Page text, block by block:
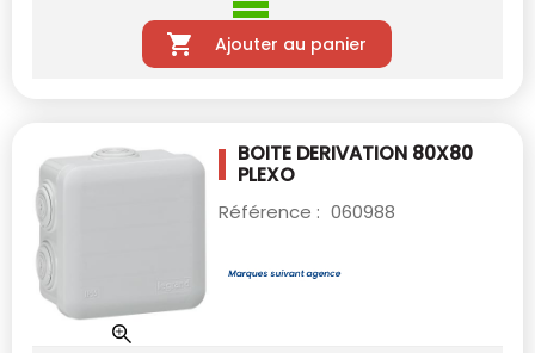
Ajouter au panier
BOITE DERIVATION 80X80
PLEXO
Référence : 060988